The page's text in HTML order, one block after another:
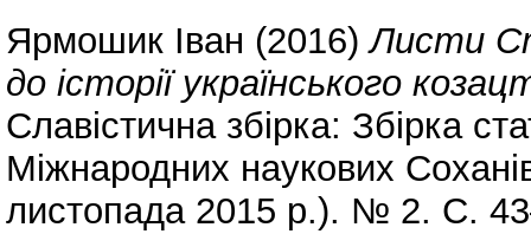
Ярмошик Іван (2016)Листи
до історії українського
Славістична збірка: Збірка
Міжнародних наукових
листопада 2015 р.). № 2. С.